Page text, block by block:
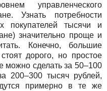
управленческого
Узнать потребности
покупателей тысячи и
значительно проще и
Конечно, большие
дорого, но простое
можно сделать за 50–100
200–300 тысяч рублей,
примерно в те же